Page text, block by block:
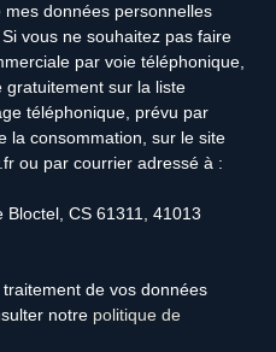
données personnelles
vous ne souhaitez pas faire
par voie téléphonique,
gratuitement sur la liste
téléphonique, prévu par
la consommation, sur le site
ou par courrier adressé à :
Bloctel, CS 61311, 41013
de vos données
notre politique de